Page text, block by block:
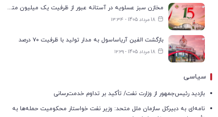
مخازن سبز عسلویه در آستانه عبور از ظرفیت یک میلیون مترمکعب
18 مرداد 1405 - ۱۳:۳۴
بازگشت الفین آریاساسول به مدار تولید با ظرفیت ۷۰ درصد
18 مرداد 1405 - ۱۲:۲۹
سیاسی
بازدید رئیس‌جمهور از وزارت نفت/ تأکید بر تداوم خدمت‌رسانی
نامه‌ای به دبیرکل سازمان ملل متحد: وزیر نفت خواستار محکومیت حمله‌ها به